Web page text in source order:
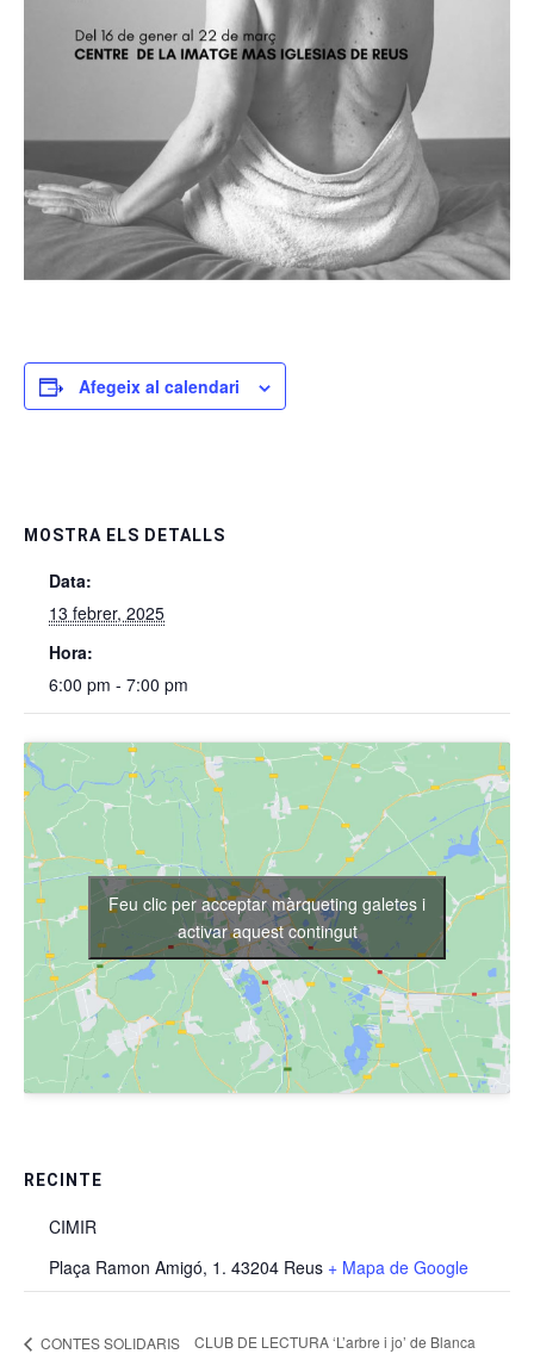
Afegeix al calendari
MOSTRA ELS DETALLS
Data:
13 febrer, 2025
Hora:
6:00 pm - 7:00 pm
RECINTE
CIMIR
Plaça Ramon Amigó, 1. 43204 Reus + Mapa de Google
Feu clic per acceptar màrqueting galetes i
activar aquest contingut
CONTES SOLIDARIS
CLUB DE LECTURA ‘L’arbre i jo’ de Blanca